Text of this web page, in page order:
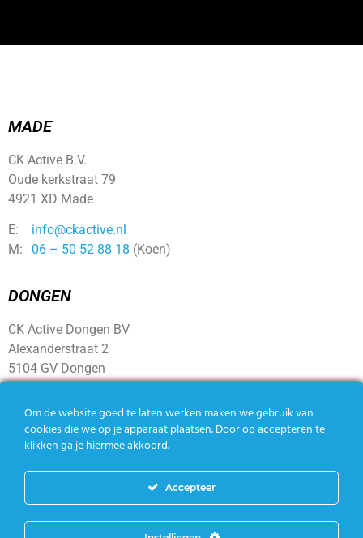
MADE
CK Active B.V.
Oude kerkstraat 79
4921 XD Made
E:
info@ckactive.nl
M:
06 – 50 52 88 18 (Koen)
DONGEN
CK Active Dongen BV
Alexanderstraat 2
5104 GV Dongen
SOCIAL
Om de website goed te laten werken maken we gebruik van
cookies die we op je apparaat plaatsen. Door op accepteren te
klikken ga je hiermee akkoord.
Accepteer